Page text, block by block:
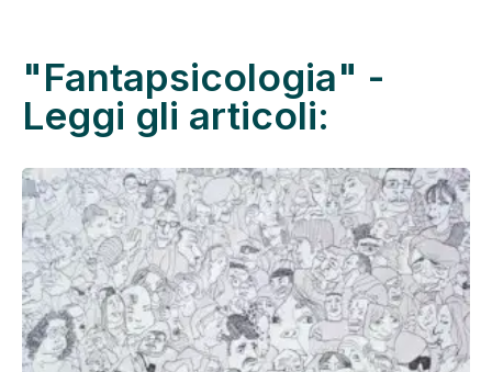
"Fantapsicologia" -
Leggi gli articoli: